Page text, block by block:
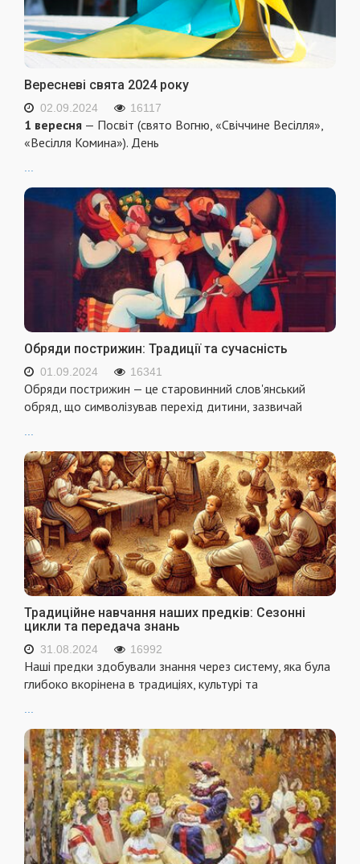
Вересневі свята 2024 року
02.09.2024 16117
1 вересня — Посвіт (свято Вогню, «Свіччине Весілля»,
«Весілля Комина»). День
Обряди пострижин: Традиції та сучасність
01.09.2024 16341
Обряди пострижин — це старовинний слов'янський
обряд, що символізував перехід дитини, зазвичай
Традиційне навчання наших предків: Сезонні
цикли та передача знань
31.08.2024 16992
Наші предки здобували знання через систему, яка була
глибоко вкорінена в традиціях, культурі та
...